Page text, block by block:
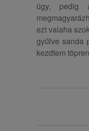
ügy, pedig
ezt valaha
gyűlve sanda
kezdtem